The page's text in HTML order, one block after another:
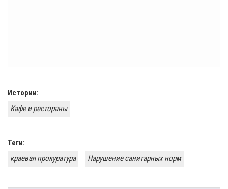
Истории:
Кафе и рестораны
Теги:
краевая прокуратура
Нарушение санитарных норм